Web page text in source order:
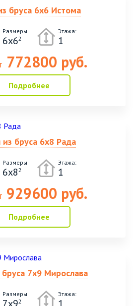
бруса 6х6 Истома
Размеры
6х62
Этажа:
1
772800 руб.
Подробнее
из бруса 6х8 Рада
Размеры
6х82
Этажа:
1
929600 руб.
Подробнее
бруса 7х9 Мирослава
Размеры
2
Этажа: